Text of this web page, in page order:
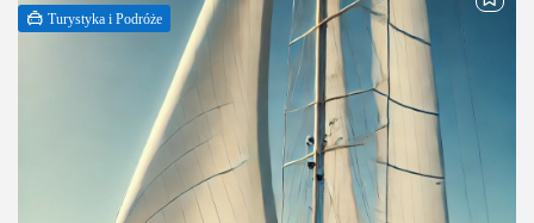
Turystyka i Podróże
Odkryj uroki stolicy Wielkopolski – gotowy plan
na weekendowy city...
Poznań to jedno z tych miast, które doskonale sprawdzają się jako
cel krótkiego, intensywnego wypoczynku. Bogata historia,
charakterystyczna architektura oraz rozwinięta oferta kulturalna i
gastronomiczna sprawiają, że weekendowy city break...
PUBLIKACJA: REDAKCJA 27 LUTEGO, 2026